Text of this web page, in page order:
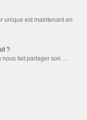
unique est maintenant en
?
fait partager son …